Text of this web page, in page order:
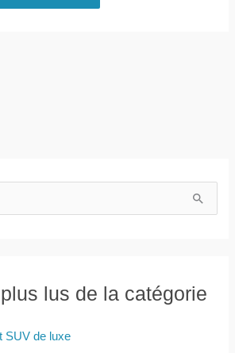
lus de la catégorie
SUV de luxe